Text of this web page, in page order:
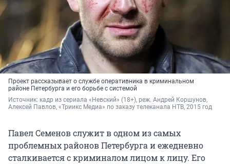
Проект рассказывает о службе оперативника в криминальном
районе Петербурга и его борьбе с системой
Источник: кадр из сериала «Невский» (18+), реж. Андрей Коршунов
Алексей Павлов, «Триикс Медиа» по заказу телеканала НТВ, 2015 год
Павел Семенов служит в одном из самых
проблемных районов Петербурга и ежедневно
сталкивается с криминалом лицом к лицу. Его